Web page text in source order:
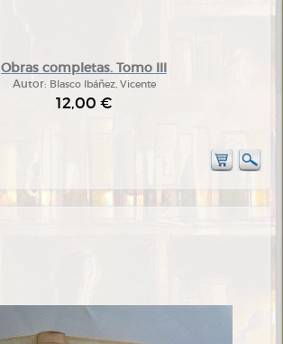
Obras completas. Tomo III
Autor: Blasco Ibáñez, Vicente
12,00 €